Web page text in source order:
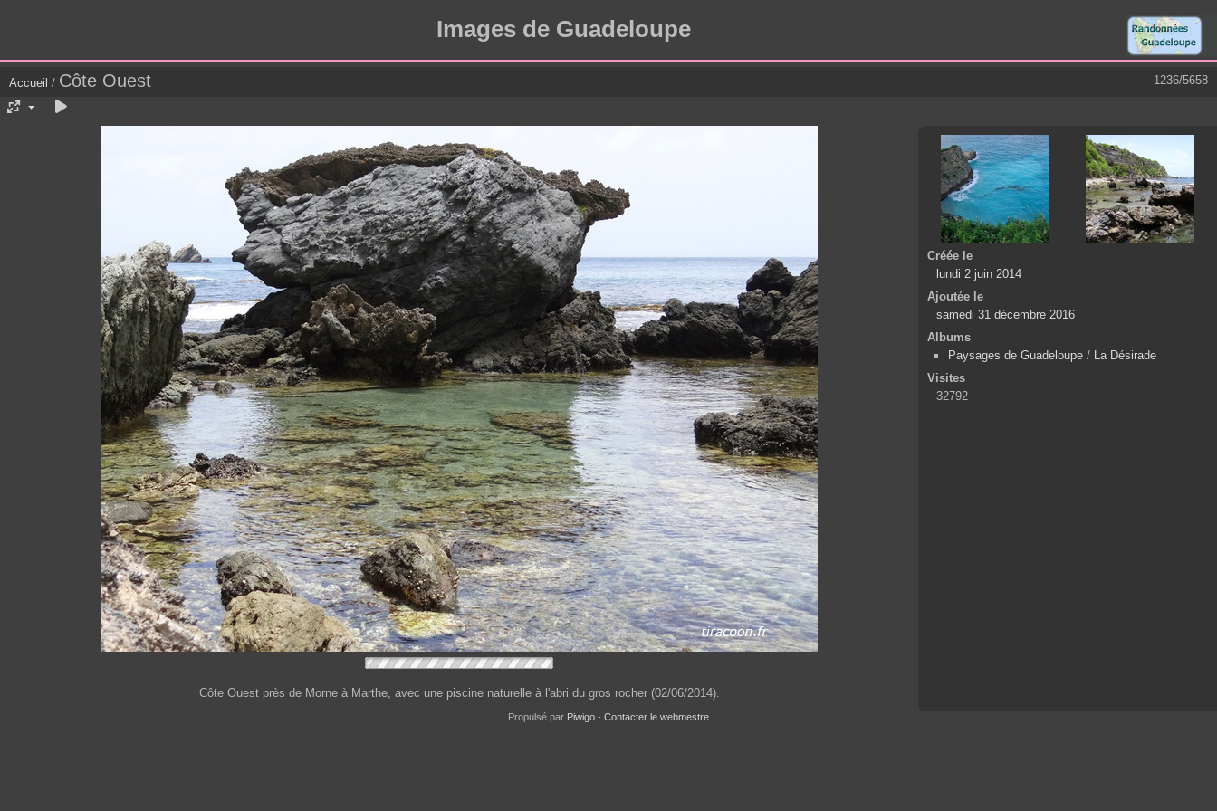
Images de Guadeloupe
1236/5658
Accueil / Côte Ouest
Côte Ouest près de Morne à Marthe, avec une piscine naturelle à l'abri du gros rocher (02/06/2014).
Créée le
lundi 2 juin 2014
Ajoutée le
samedi 31 décembre 2016
Albums
Paysages de Guadeloupe / La Désirade
Visites
32792
Propulsé par Piwigo - Contacter le webmestre